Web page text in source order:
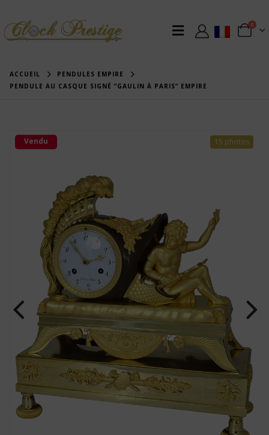
0
ACCUEIL
PENDULES EMPIRE
PENDULE AU CASQUE SIGNÉ “GAULIN À PARIS” EMPIRE
15 photos
Vendu